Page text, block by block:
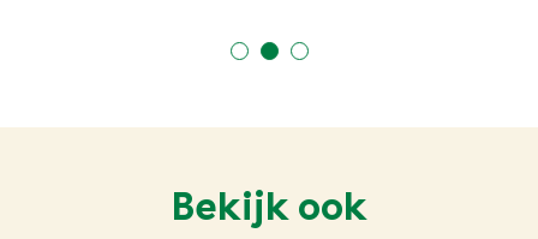
Bekijk ook